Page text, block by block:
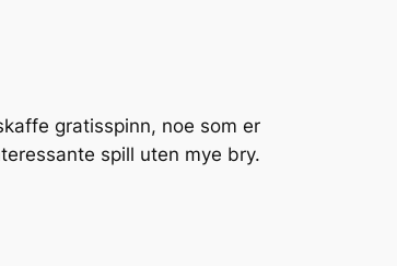
gratisspinn, noe som er
spill uten mye bry.